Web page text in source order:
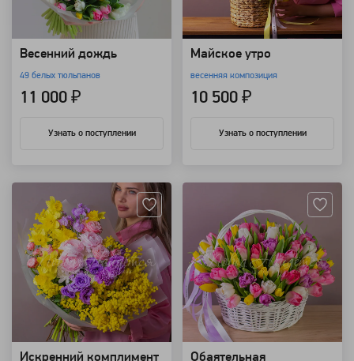
Весенний дождь
49 белых тюльпанов
11 000 ₽
Узнать о поступлении
Майское утро
весенняя композиция
10 500 ₽
Узнать о поступлении
Искренний комплимент Обаятельная